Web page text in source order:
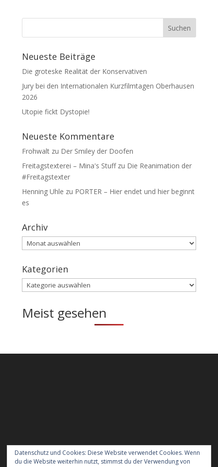
Neueste Beiträge
Die groteske Realität der Konservativen
Jury bei den Internationalen Kurzfilmtagen Oberhausen
2026
Utopie fickt Dystopie!
Neueste Kommentare
Frohwaltzu Der Smiley der Doofen
Freitagstexterei – Mina's Stuffzu Die Reanimation der
#Freitagstexter
Henning Uhle zu PORTER – Hier endet und hier beginnt
es
Archiv
Archiv
Kategorien
Kategorien
Meist gesehen
Datenschutz und Cookies: Diese Website verwendet Cookies. Wenn
du die Website weiterhin nutzt, stimmst du der Verwendung von